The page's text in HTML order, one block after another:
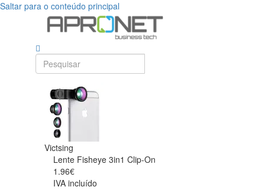
Saltar para o conteúdo principal
Victsing
Lente Fisheye 3in1 Clip-On
1.96€
IVA incluído